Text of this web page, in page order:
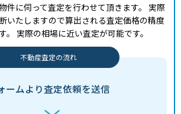
件に伺って査定を行わせて頂きます。 実際
いたしますので算出される査定価格の精度
。 実際の相場に近い査定が可能です。
不動産査定の流れ
ームより査定依頼を送信